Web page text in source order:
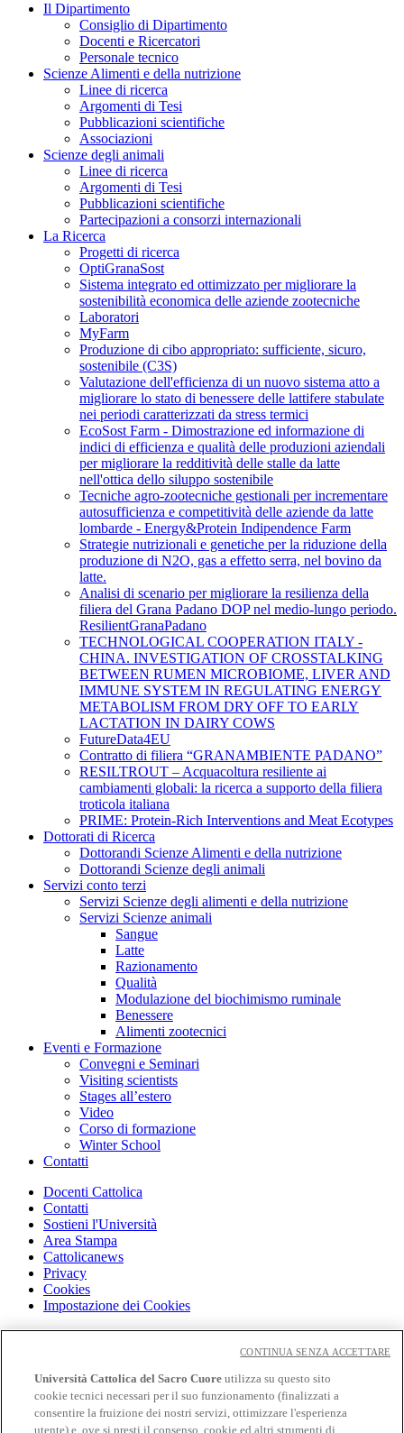
Il Dipartimento
Consiglio di Dipartimento
Docenti e Ricercatori
Personale tecnico
Scienze Alimenti e della nutrizione
Linee di ricerca
Argomenti di Tesi
Pubblicazioni scientifiche
Associazioni
Scienze degli animali
Linee di ricerca
Argomenti di Tesi
Pubblicazioni scientifiche
Partecipazioni a consorzi internazionali
La Ricerca
Progetti di ricerca
OptiGranaSost
Sistema integrato ed ottimizzato per migliorare la
sostenibilità economica delle aziende zootecniche
Laboratori
MyFarm
Produzione di cibo appropriato: sufficiente, sicuro,
sostenibile (C3S)
Valutazione dell'efficienza di un nuovo sistema atto a
migliorare lo stato di benessere delle lattifere stabulate
nei periodi caratterizzati da stress termici
EcoSost Farm - Dimostrazione ed informazione di
indici di efficienza e qualità delle produzioni aziendali
per migliorare la redditività delle stalle da latte
nell'ottica dello siluppo sostenibile
Tecniche agro-zootecniche gestionali per incrementare
autosufficienza e competitività delle aziende da latte
lombarde - Energy&Protein Indipendence Farm
Strategie nutrizionali e genetiche per la riduzione della
produzione di N2O, gas a effetto serra, nel bovino da
latte.
Analisi di scenario per migliorare la resilienza della
filiera del Grana Padano DOP nel medio-lungo periodo.
ResilientGranaPadano
TECHNOLOGICAL COOPERATION ITALY -
CHINA. INVESTIGATION OF CROSSTALKING
BETWEEN RUMEN MICROBIOME, LIVER AND
IMMUNE SYSTEM IN REGULATING ENERGY
METABOLISM FROM DRY OFF TO EARLY
LACTATION IN DAIRY COWS
FutureData4EU
Contratto di filiera “GRANAMBIENTE PADANO”
RESILTROUT – Acquacoltura resiliente ai
cambiamenti globali: la ricerca a supporto della filiera
troticola italiana
PRIME: Protein-Rich Interventions and Meat Ecotypes
Dottorati di Ricerca
Dottorandi Scienze Alimenti e della nutrizione
Dottorandi Scienze degli animali
Servizi conto terzi
Servizi Scienze degli alimenti e della nutrizione
Servizi Scienze animali
Sangue
Latte
Razionamento
Qualità
Modulazione del biochimismo ruminale
Benessere
Alimenti zootecnici
Eventi e Formazione
Convegni e Seminari
Visiting scientists
Stages all’estero
Video
Corso di formazione
Winter School
Contatti
Docenti Cattolica
Contatti
Sostieni l'Università
Area Stampa
Cattolicanews
Privacy
Cookies
Impostazione dei Cookies
Cloudmail
OFF-CAMPUS
Intranet
Università Cattolica del Sacro Cuore utilizza su questo sito
cookie tecnici necessari per il suo funzionamento (finalizzati a
consentire la fruizione dei nostri servizi, ottimizzare l'esperienza
utente) e, ove si presti il consenso, cookie ed altri strumenti di
CONTINUA SENZA ACCETTARE